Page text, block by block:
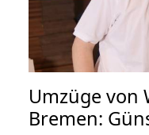
Umzüge von
Bremen: